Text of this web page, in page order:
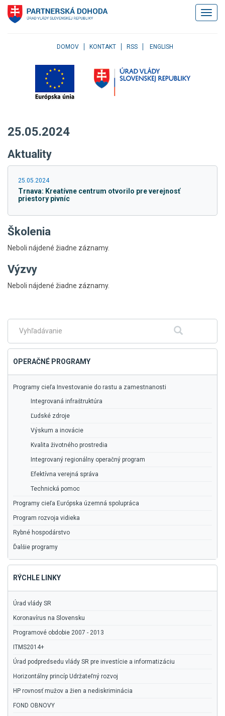
Klávesové
skratky
Skočiť
menu
na
Skočiť
pätičku
stránky
DOMOV KONTAKT RSS ENGLISH
25.05.2024
Aktuality
25.05.2024
Trnava: Kreatívne centrum otvorilo pre verejnosť
priestory pivníc
Školenia
Neboli nájdené žiadne záznamy.
Výzvy
Neboli nájdené žiadne záznamy.
menu
Fulltextové
Hľadať
OPERAČNÉ PROGRAMY
Programy cieľa Investovanie do rastu a zamestnanosti
Integrovaná infraštruktúra
Ľudské zdroje
Výskum a inovácie
Kvalita životného prostredia
Integrovaný regionálny operačný program
Efektívna verejná správa
Technická pomoc
Programy cieľa Európska územná spolupráca
Program rozvoja vidieka
Rybné hospodárstvo
Ďalšie programy
RÝCHLE LINKY
Úrad vlády SR
Koronavírus na Slovensku
Programové obdobie 2007 - 2013
ITMS2014+
Úrad podpredsedu vlády SR pre investície a informatizáciu
Horizontálny princíp Udržateľný rozvoj
HP rovnosť mužov a žien a nediskriminácia
FOND OBNOVY